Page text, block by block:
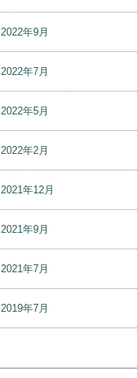
2022年9月
2022年7月
2022年5月
2022年2月
2021年12月
2021年9月
2021年7月
2019年7月